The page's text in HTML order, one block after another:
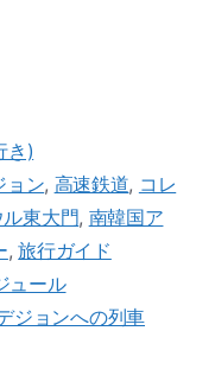
き)
ョン, 高速鉄道, コレ
ル東大門, 南韓国ア
,旅行ガイド
ュール
ジョンへの列車